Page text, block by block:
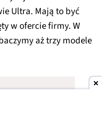
Ultra. Mają to być
w ofercie firmy. W
aż trzy modele